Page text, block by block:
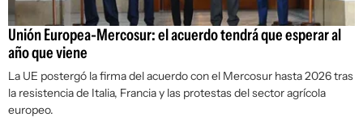
Unión Europea-Mercosur: el acuerdo tendrá que esperar al
año que viene
La UE postergó la firma del acuerdo con el Mercosur hasta 2026 tras
la resistencia de Italia, Francia y las protestas del sector agrícola
europeo.